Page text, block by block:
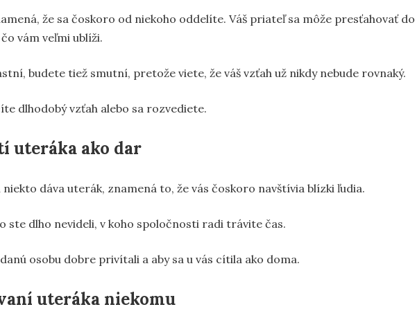
že sa čoskoro od niekoho oddelíte. Váš priateľ sa môže presťahovať do
vám veľmi ublíži.
budete tiež smutní, pretože viete, že váš vzťah už nikdy nebude rovnaký.
dlhodobý vzťah alebo sa rozvediete.
uteráka ako dar
dáva uterák, znamená to, že vás čoskoro navštívia blízki ľudia.
ste dlho nevideli, v koho spoločnosti radi trávite čas.
osobu dobre privítali a aby sa u vás cítila ako doma.
uteráka niekomu